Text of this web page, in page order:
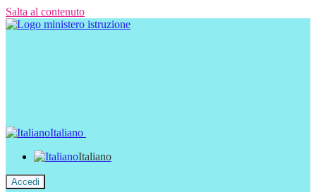
Salta al contenuto
Italiano
Italiano
Accedi